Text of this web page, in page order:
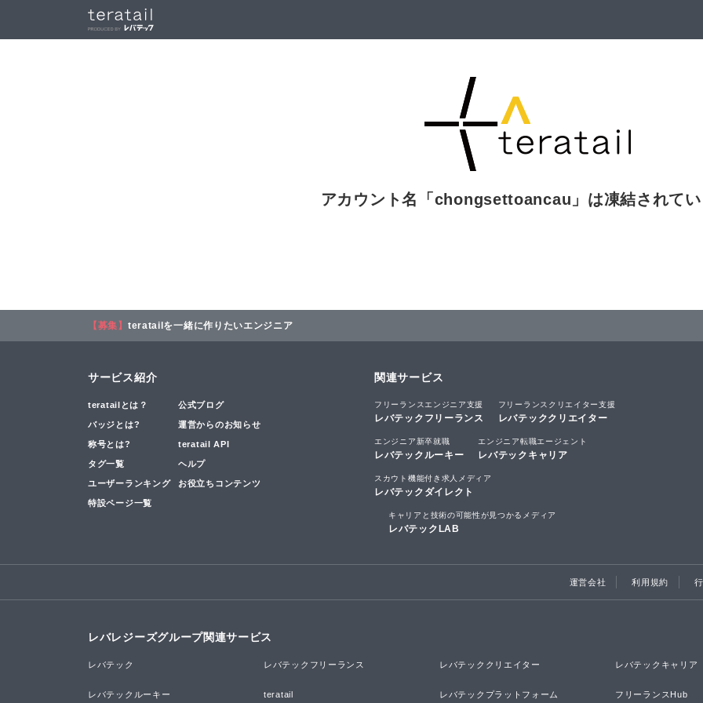
アカウント名「 chongsettoancau 」は凍結されて
【募集】 teratailを一緒に作りたいエンジニア
サービス紹介
teratailとは？ 公式ブログ
バッジとは? 運営からのお知らせ
称号とは? teratail API
タグ一覧 ヘルプ
ユーザーランキング お役立ちコンテンツ
特設ページ一覧
関連サービス
フリーランスエンジニア支援
レバテックフリーランス
フリーランスクリエイター支援
レバテッククリエイター
エンジニア新卒就職
レバテックルーキー
エンジニア転職エージェント
レバテックキャリア
スカウト機能付き求人メディア
レバテックダイレクト
キャリアと技術の可能性が見つかるメディア
レバテックLAB
運営会社 利用規約
レバレジーズグループ関連サービス
レバテック レバテックフリーランス レバテッククリエイター レバテックキャリア
レバテックルーキー teratail レバテックプラットフォーム フリーランスHub